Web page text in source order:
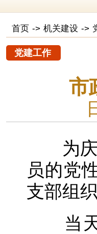
首页 -> 机关建设 ->
党建工作
市
为庆
员的党
支部组
当天